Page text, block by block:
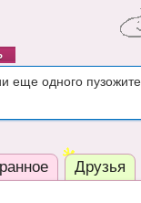
еще одного
Друзья